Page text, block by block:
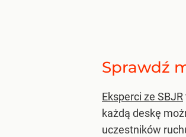
Sprawdź
Eksperci ze SBJR
każdą deskę
uczestników